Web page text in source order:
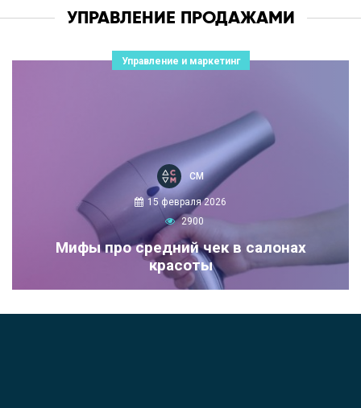
УПРАВЛЕНИЕ ПРОДАЖАМИ
Управление и маркетинг
СМ
15 февраля 2026
2900
Мифы про средний чек в салонах
красоты